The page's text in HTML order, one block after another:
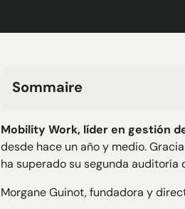
Sommaire
H3 Texte
H4 Texte
H5 Texte
H6 Texte
Mobility Work, líder en gestión
desde hace un año y medio.
ha superado su segunda auditoría
Morgane Guinot, fundadora y